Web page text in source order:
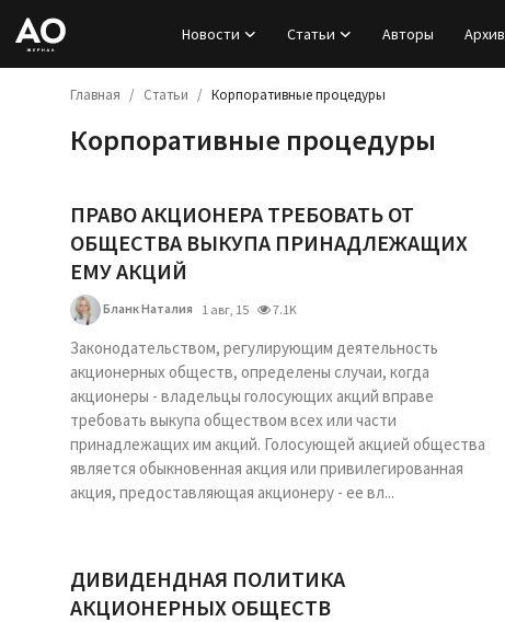
Новости Статьи Авторы Архив
Регистрация
Новости
Статьи
Авторы
База знаний
Подписка
Главная Статьи Корпоративные процедуры
Корпоративные процедуры
ПРАВО АКЦИОНЕРА ТРЕБОВАТЬ ОТ
ОБЩЕСТВА ВЫКУПА ПРИНАДЛЕЖАЩИХ
ЕМУ АКЦИЙ
Бланк Наталия 1 авг, 15 7.1K
Законодательством, регулирующим деятельность
акционерных обществ, определены случаи, когда
акционеры - владельцы голосующих акций вправе
требовать выкупа обществом всех или части
принадлежащих им акций. Голосующей акцией общества
является обыкновенная акция или привилегированная
акция, предоставляющая акционеру - ее вл...
ДИВИДЕНДНАЯ ПОЛИТИКА
АКЦИОНЕРНЫХ ОБЩЕСТВ